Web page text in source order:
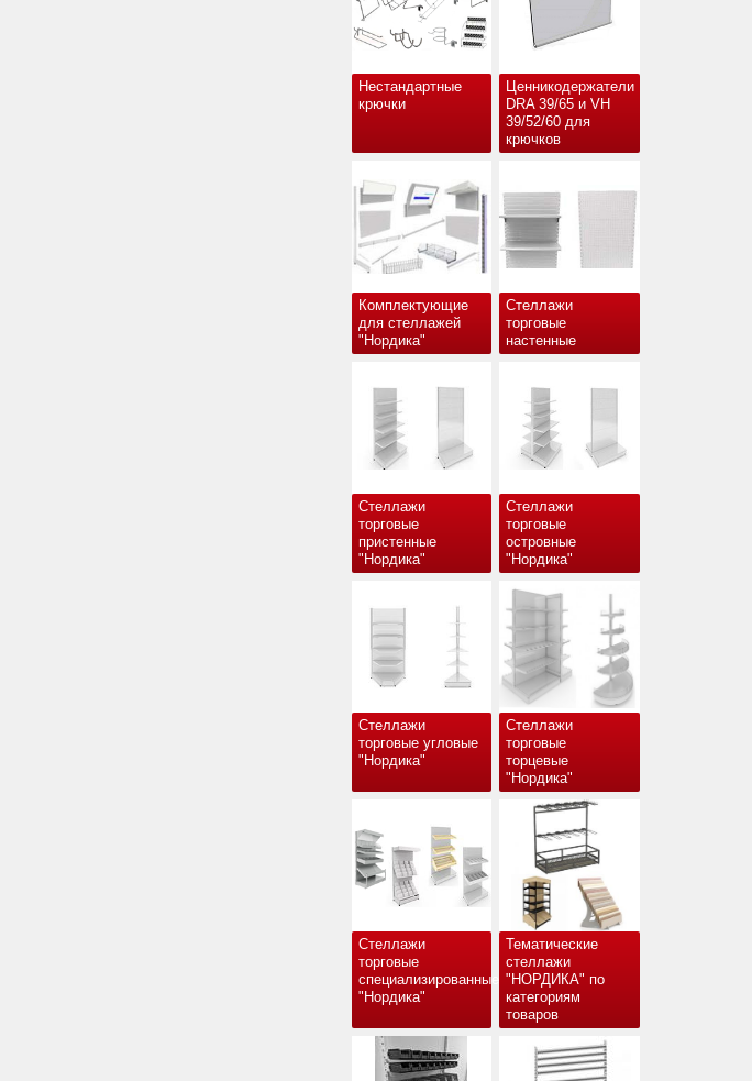
Нестандартные
крючки
Ценникодержатели
DRA 39/65 и VH
39/52/60 для
крючков
Комплектующие
для стеллажей
"Нордика"
Стеллажи
торговые
настенные
Стеллажи
торговые
пристенные
"Нордика"
Стеллажи
торговые
островные
"Нордика"
Стеллажи
торговые угловые
"Нордика"
Стеллажи
торговые
торцевые
"Нордика"
Стеллажи
торговые
специализированные
"Нордика"
Тематические
стеллажи
"НОРДИКА" по
категориям
товаров